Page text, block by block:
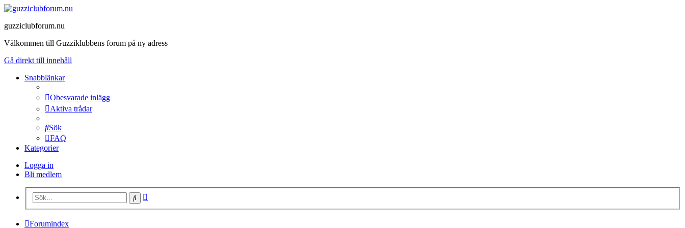
guzziclubforum.nu
Välkommen till Guzziklubbens forum på ny adress
Gå direkt till innehåll
Snabblänkar
Obesvarade inlägg
Aktiva trådar
Sök
FAQ
Kategorier
Logga in
Bli medlem
Sök
Forumindex